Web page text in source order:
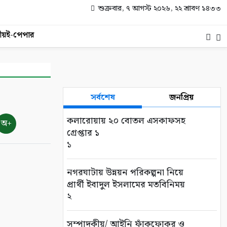
শুক্রবার, ৭ আগস্ট ২০২৬, ২২ শ্রাবণ ১৪৩৩
ই-পেপার
অ+
সর্বশেষ জনপ্রিয়
কলারোয়ায় ২০ বোতল এসকাফসহ
গ্রেপ্তার ১
১
নগরঘাটায় উন্নয়ন পরিকল্পনা নিয়ে
প্রার্থী ইবাদুল ইসলামের মতবিনিময়
২